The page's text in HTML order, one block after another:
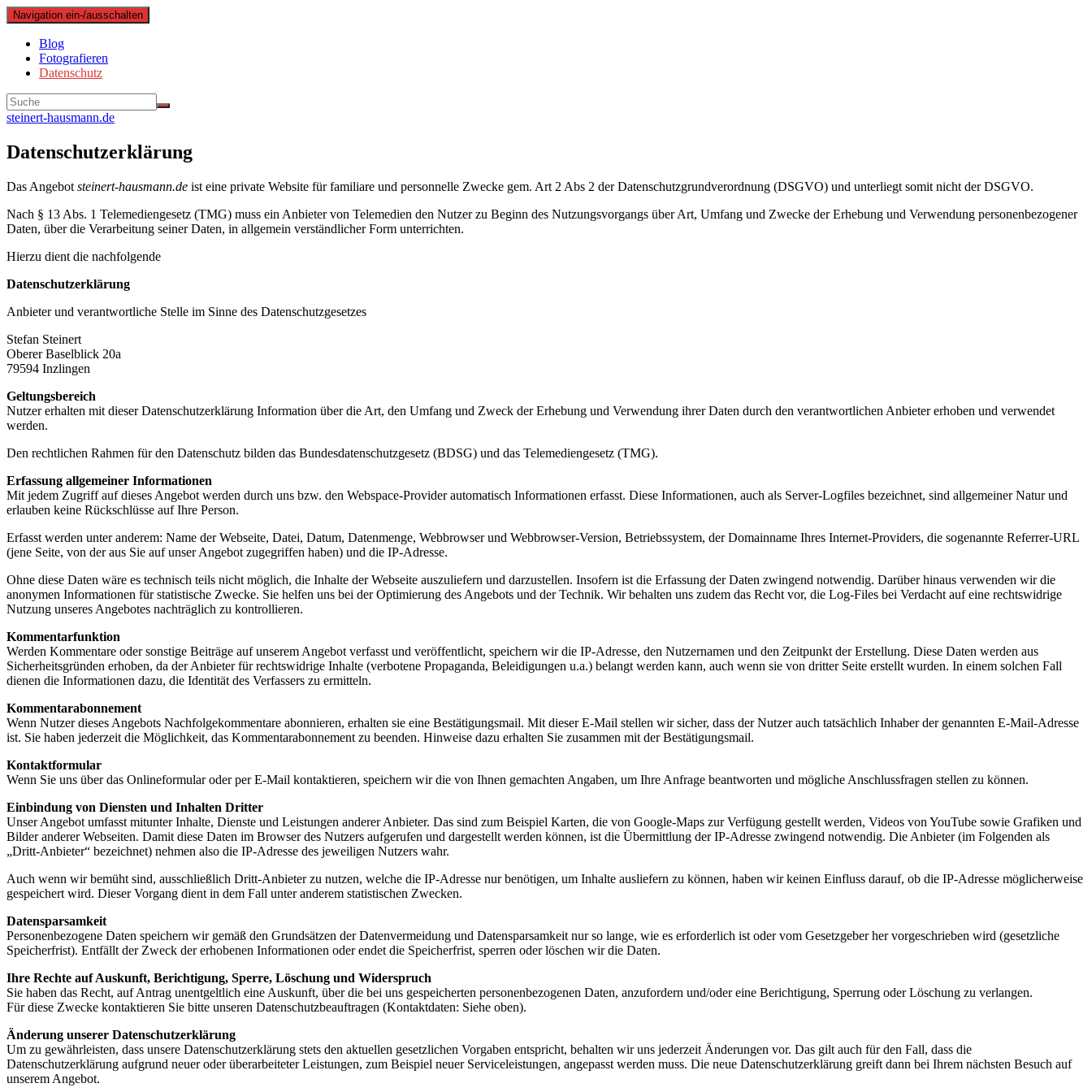
Navigation ein-/ausschalten
Blog
Fotografieren
Datenschutz
steinert-hausmann.de
Datenschutzerklärung
Das Angebot steinert-hausmann.de ist eine private Website für familiare und personnelle Zwecke gem. Art 2 Abs 2 der Datenschutzgrundverordnung (DSGVO) und unterliegt somit nicht der DSGVO.
Nach § 13 Abs. 1 Telemediengesetz (TMG) muss ein Anbieter von Telemedien den Nutzer zu Beginn des Nutzungsvorgangs über Art, Umfang und Zwecke der Erhebung und Verwendung personenbezogener
Daten, über die Verarbeitung seiner Daten, in allgemein verständlicher Form unterrichten.
Hierzu dient die nachfolgende
Datenschutzerklärung
Anbieter und verantwortliche Stelle im Sinne des Datenschutzgesetzes
Stefan Steinert
Oberer Baselblick 20a
79594 Inzlingen
Geltungsbereich
Nutzer erhalten mit dieser Datenschutzerklärung Information über die Art, den Umfang und Zweck der Erhebung und Verwendung ihrer Daten durch den verantwortlichen Anbieter erhoben und verwendet
werden.
Den rechtlichen Rahmen für den Datenschutz bilden das Bundesdatenschutzgesetz (BDSG) und das Telemediengesetz (TMG).
Erfassung allgemeiner Informationen
Mit jedem Zugriff auf dieses Angebot werden durch uns bzw. den Webspace-Provider automatisch Informationen erfasst. Diese Informationen, auch als Server-Logfiles bezeichnet, sind allgemeiner Natur und
erlauben keine Rückschlüsse auf Ihre Person.
Erfasst werden unter anderem: Name der Webseite, Datei, Datum, Datenmenge, Webbrowser und Webbrowser-Version, Betriebssystem, der Domainname Ihres Internet-Providers, die sogenannte Referrer-URL
(jene Seite, von der aus Sie auf unser Angebot zugegriffen haben) und die IP-Adresse.
Ohne diese Daten wäre es technisch teils nicht möglich, die Inhalte der Webseite auszuliefern und darzustellen. Insofern ist die Erfassung der Daten zwingend notwendig. Darüber hinaus verwenden wir die
anonymen Informationen für statistische Zwecke. Sie helfen uns bei der Optimierung des Angebots und der Technik. Wir behalten uns zudem das Recht vor, die Log-Files bei Verdacht auf eine rechtswidrige
Nutzung unseres Angebotes nachträglich zu kontrollieren.
Kommentarfunktion
Werden Kommentare oder sonstige Beiträge auf unserem Angebot verfasst und veröffentlicht, speichern wir die IP-Adresse, den Nutzernamen und den Zeitpunkt der Erstellung. Diese Daten werden aus
Sicherheitsgründen erhoben, da der Anbieter für rechtswidrige Inhalte (verbotene Propaganda, Beleidigungen u.a.) belangt werden kann, auch wenn sie von dritter Seite erstellt wurden. In einem solchen Fall
dienen die Informationen dazu, die Identität des Verfassers zu ermitteln.
Kommentarabonnement
Wenn Nutzer dieses Angebots Nachfolgekommentare abonnieren, erhalten sie eine Bestätigungsmail. Mit dieser E-Mail stellen wir sicher, dass der Nutzer auch tatsächlich Inhaber der genannten E-Mail-Adresse
ist. Sie haben jederzeit die Möglichkeit, das Kommentarabonnement zu beenden. Hinweise dazu erhalten Sie zusammen mit der Bestätigungsmail.
Kontaktformular
Wenn Sie uns über das Onlineformular oder per E-Mail kontaktieren, speichern wir die von Ihnen gemachten Angaben, um Ihre Anfrage beantworten und mögliche Anschlussfragen stellen zu können.
Einbindung von Diensten und Inhalten Dritter
Unser Angebot umfasst mitunter Inhalte, Dienste und Leistungen anderer Anbieter. Das sind zum Beispiel Karten, die von Google-Maps zur Verfügung gestellt werden, Videos von YouTube sowie Grafiken und
Bilder anderer Webseiten. Damit diese Daten im Browser des Nutzers aufgerufen und dargestellt werden können, ist die Übermittlung der IP-Adresse zwingend notwendig. Die Anbieter (im Folgenden als
„Dritt-Anbieter“ bezeichnet) nehmen also die IP-Adresse des jeweiligen Nutzers wahr.
Auch wenn wir bemüht sind, ausschließlich Dritt-Anbieter zu nutzen, welche die IP-Adresse nur benötigen, um Inhalte ausliefern zu können, haben wir keinen Einfluss darauf, ob die IP-Adresse möglicherweise
gespeichert wird. Dieser Vorgang dient in dem Fall unter anderem statistischen Zwecken.
Datensparsamkeit
Personenbezogene Daten speichern wir gemäß den Grundsätzen der Datenvermeidung und Datensparsamkeit nur so lange, wie es erforderlich ist oder vom Gesetzgeber her vorgeschrieben wird (gesetzliche
Speicherfrist). Entfällt der Zweck der erhobenen Informationen oder endet die Speicherfrist, sperren oder löschen wir die Daten.
Ihre Rechte auf Auskunft, Berichtigung, Sperre, Löschung und Widerspruch
Sie haben das Recht, auf Antrag unentgeltlich eine Auskunft, über die bei uns gespeicherten personenbezogenen Daten, anzufordern und/oder eine Berichtigung, Sperrung oder Löschung zu verlangen.
Für diese Zwecke kontaktieren Sie bitte unseren Datenschutzbeauftragen (Kontaktdaten: Siehe oben).
Änderung unserer Datenschutzerklärung
Um zu gewährleisten, dass unsere Datenschutzerklärung stets den aktuellen gesetzlichen Vorgaben entspricht, behalten wir uns jederzeit Änderungen vor. Das gilt auch für den Fall, dass die
Datenschutzerklärung aufgrund neuer oder überarbeiteter Leistungen, zum Beispiel neuer Serviceleistungen, angepasst werden muss. Die neue Datenschutzerklärung greift dann bei Ihrem nächsten Besuch auf
unserem Angebot.